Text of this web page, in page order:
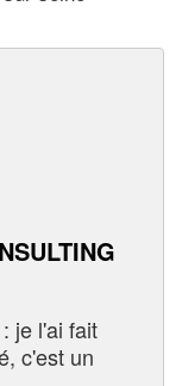
je l'ai fait
c'est un